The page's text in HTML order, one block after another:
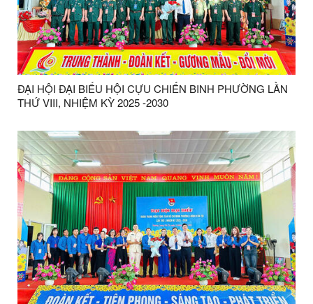
ĐẠI HỘI ĐẠI BIỂU HỘI CỰU CHIẾN BINH PHƯỜNG LẦN
THỨ VIII, NHIỆM KỲ 2025 -2030